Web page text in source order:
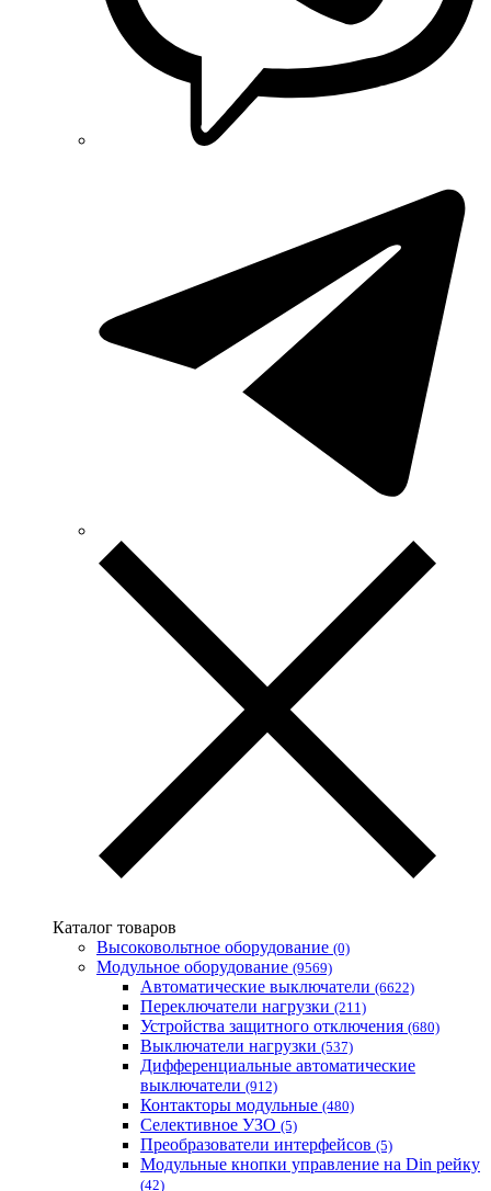
Каталог товаров
Высоковольтное оборудование (0)
Модульное оборудование (9569)
Автоматические выключатели (6622)
Переключатели нагрузки (211)
Устройства защитного отключения (680)
Выключатели нагрузки (537)
Дифференциальные автоматические
выключатели (912)
Контакторы модульные (480)
Селективное УЗО (5)
Преобразователи интерфейсов (5)
Модульные кнопки управление на Din рейку
(42)